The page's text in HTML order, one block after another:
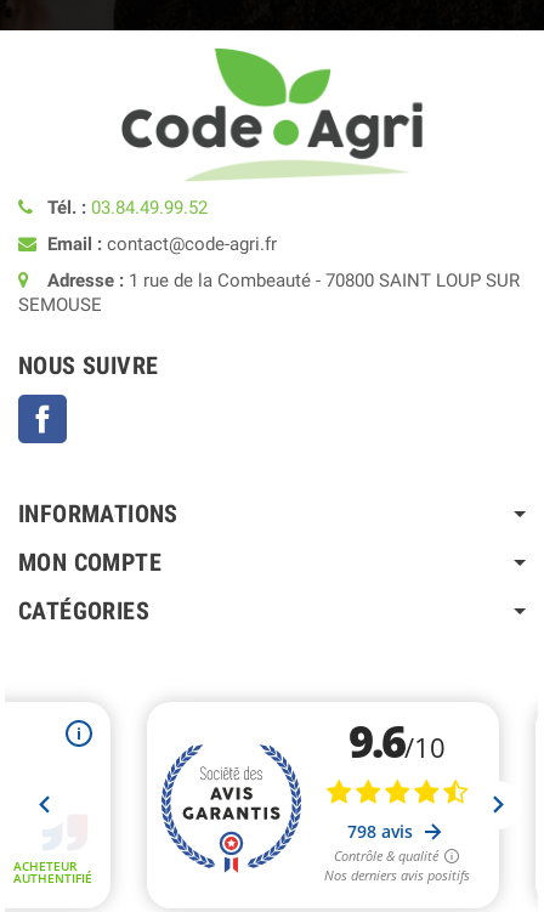
Tél. : 03.84.49.99.52
Email : contact@code-agri.fr
Adresse : 1 rue de la Combeauté - 70800 SAINT LOUP SUR
SEMOUSE
NOUS SUIVRE
INFORMATIONS
MON COMPTE
CATÉGORIES